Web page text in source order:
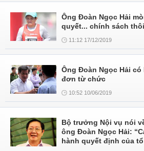
Ông Đoàn Ngọc Hải
quyết... chính sách
11:12 17/12/2019
Ông Đoàn Ngọc Hải
đơn từ chức
10:52 10/06/2019
Bộ trưởng Nội vụ nói
ông Đoàn Ngọc Hải:
hành quyết định của